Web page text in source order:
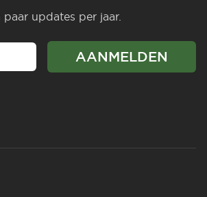
paar updates per jaar.